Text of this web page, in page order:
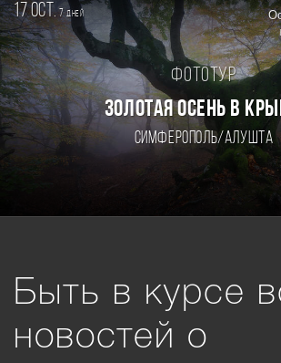
17 oct. 7дней
Фототур
ЗОЛОТАЯ ОСЕНЬ В
Симферополь/Алушта
Быть в курсе
новостей о